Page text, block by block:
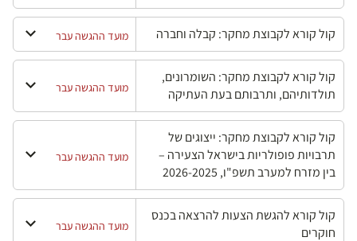
קול קורא לקבוצת מחקר: קבלה וחברה מועד ההגשה עבר
קול קורא לקבוצת מחקר: השומרונים,
תולדותיהם, ותרבותם בעת העתיקה
מועד ההגשה עבר
קול קורא לקבוצת מחקר: ייצוגים של
תרבויות פופולריות בישראל הצעירה –
בין מזרח למערב תשפ"ו, 2026-2025
מועד ההגשה עבר
קול קורא להגשת הצעות להרצאה בכנס
חוקרים
מועד ההגשה עבר